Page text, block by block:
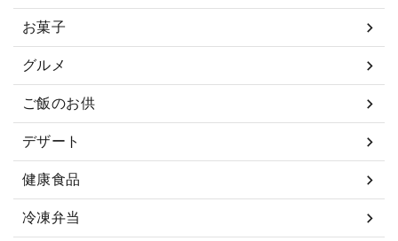
お菓子
グルメ
ご飯のお供
デザート
健康食品
冷凍弁当